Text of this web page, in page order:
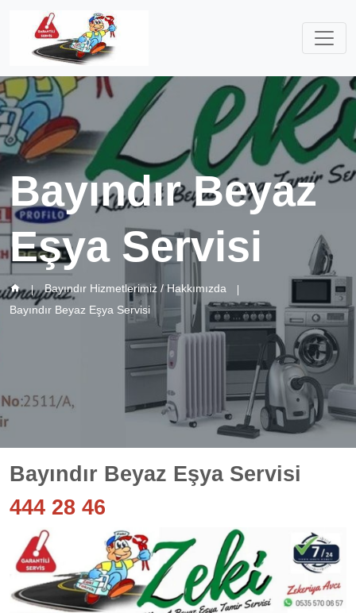
Bayındır Beyaz
Eşya Servisi
Bayındır Hizmetlerimiz / Hakkımızda
Bayındır Beyaz Eşya Servisi
Bayındır Beyaz Eşya Servisi
444 28 46